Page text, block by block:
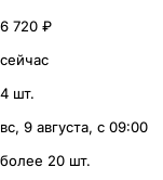
6 720 ₽
сейчас
4 шт.
вс, 9 августа, с 09:00
более 20 шт.